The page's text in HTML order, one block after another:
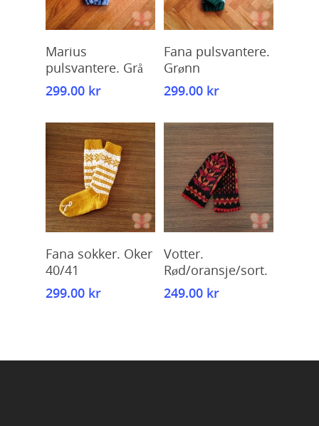
Marius
pulsvantere. Grå
299.00 kr
Fana pulsvantere.
Grønn
299.00 kr
Fana sokker. Oker
40/41
299.00 kr
Votter.
Rød/oransje/sort.
249.00 kr